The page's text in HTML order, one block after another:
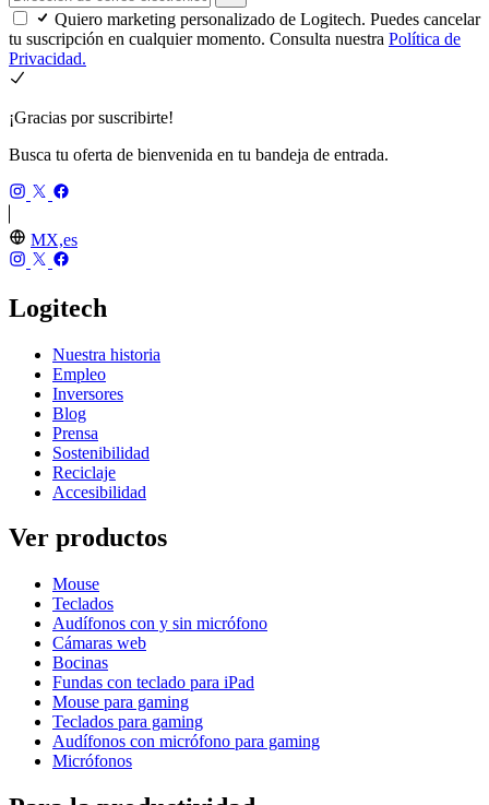
Quiero marketing personalizado de Logitech. Puedes cancelar
tu suscripción en cualquier momento. Consulta nuestra Política de
Privacidad.
¡Gracias por suscribirte!
Busca tu oferta de bienvenida en tu bandeja de entrada.
MX,es
Logitech
Nuestra historia
Empleo
Inversores
Blog
Prensa
Sostenibilidad
Reciclaje
Accesibilidad
Ver productos
Mouse
Teclados
Audífonos con y sin micrófono
Cámaras web
Bocinas
Fundas con teclado para iPad
Mouse para gaming
Teclados para gaming
Audífonos con micrófono para gaming
Micrófonos